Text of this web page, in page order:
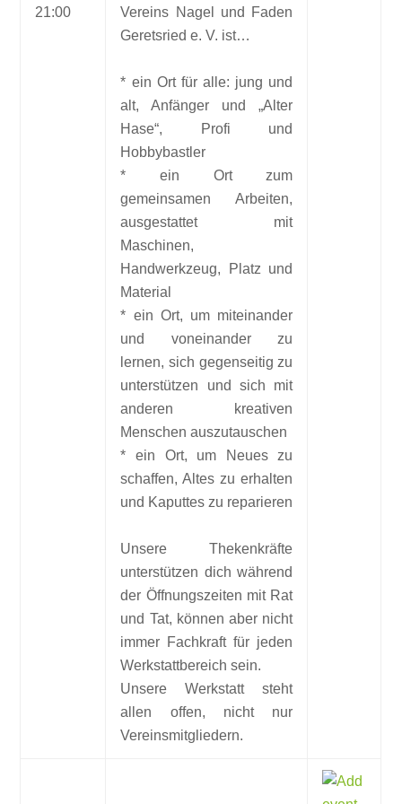
21:00
Vereins Nagel und Faden
Geretsried e. V. ist…
* ein Ort für alle: jung und
alt, Anfänger und „Alter
Hase“, Profi und
Hobbybastler
* ein Ort zum
gemeinsamen Arbeiten,
ausgestattet mit
Maschinen,
Handwerkzeug, Platz und
Material
* ein Ort, um miteinander
und voneinander zu
lernen, sich gegenseitig zu
unterstützen und sich mit
anderen kreativen
Menschen auszutauschen
* ein Ort, um Neues zu
schaffen, Altes zu erhalten
und Kaputtes zu reparieren
Unsere Thekenkräfte
unterstützen dich während
der Öffnungszeiten mit Rat
und Tat, können aber nicht
immer Fachkraft für jeden
Werkstattbereich sein.
Unsere Werkstatt steht
allen offen, nicht nur
Vereinsmitgliedern.